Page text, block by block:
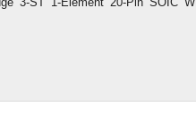
3-ST 1-Element 20-Pin SOIC W